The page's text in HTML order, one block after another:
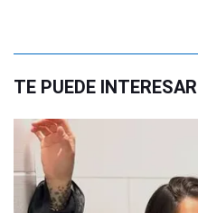
TE PUEDE INTERESAR